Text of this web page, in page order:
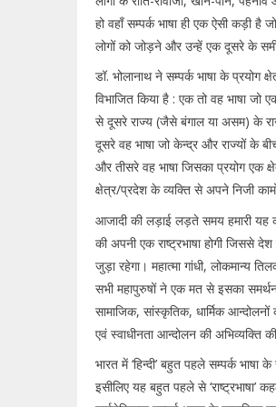
हो वहाँ सम्पर्क भाषा ही एक ऐसी कड़ी
लोगों को जोड़ने और उन्हें एक दूसरे के
डॉ. भोलानाथ ने सम्पर्क भाषा के प्रयोग
विभाजित किया है : एक तो वह भाषा जो
से दूसरे राज्य (जैसे बंगाल या असम) के
दूसरे वह भाषा जो केन्द्र और राज्यों के
और तीसरे वह भाषा जिसका प्रयोग एक
क्षेत्र/प्रदेश के व्यक्ति से अपने निजी
आजादी की लड़ाई लड़ते समय हमारी यह
की अपनी एक राष्ट्रभाषा होगी जिससे
जुड़ा रहेगा। महात्मा गांधी, लोकमान्य
सभी महापुरुषों ने एक मत से इसका समर्थन
सामाजिक, सांस्कृतिक, धार्मिक आन्दोलनों
एवं स्वाधीनता आन्दोलन की अभिव्यक्ति
भारत में ‘हिन्दी’ बहुत पहले सम्पर्क
इसीलिए यह बहुत पहले से ‘राष्ट्रभाषा’